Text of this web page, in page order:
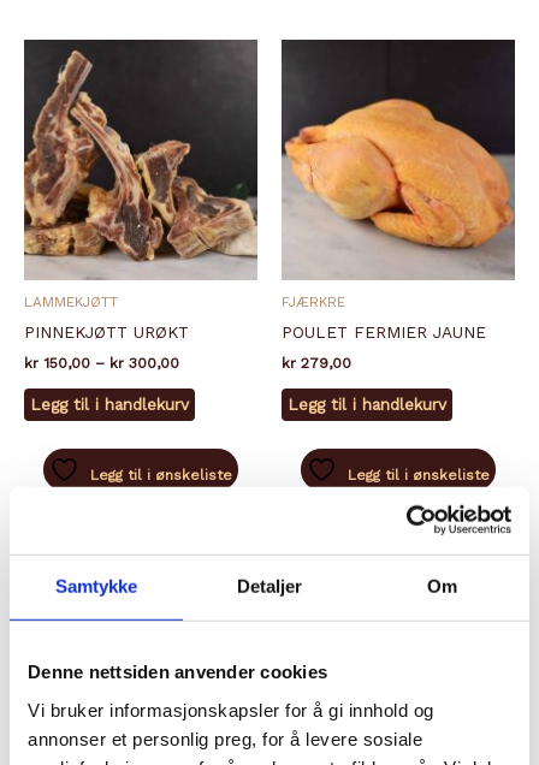
Samtykke Detaljer Om
Denne nettsiden anvender cookies
Vi bruker informasjonskapsler for å gi innhold og
annonser et personlig preg, for å levere sosiale
LAMMEKJØTT
PINNEKJØTT URØKT
kr 150,00 – kr 300,00Prisområde:
til
kr 300,00
Legg til i handlekurv
Dette
produktet
har
flere
kan
velges
Legg til i ønskeliste
FJÆRKRE
POULET FERMIER JAUNE
kr 279,00
Legg til i handlekurv
Legg til i ønskeliste